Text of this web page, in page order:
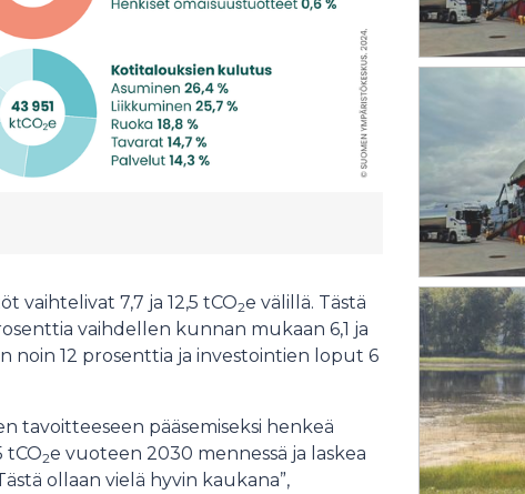
vaihtelivat 7,7 ja 12,5 tCO2e välillä. Tästä
vaihdellen kunnan mukaan 6,1 ja
noin 12 prosenttia ja investointien loput 6
tavoitteeseen pääsemiseksi henkeä
tCO2e vuoteen 2030 mennessä ja laskea
ollaan vielä hyvin kaukana”,